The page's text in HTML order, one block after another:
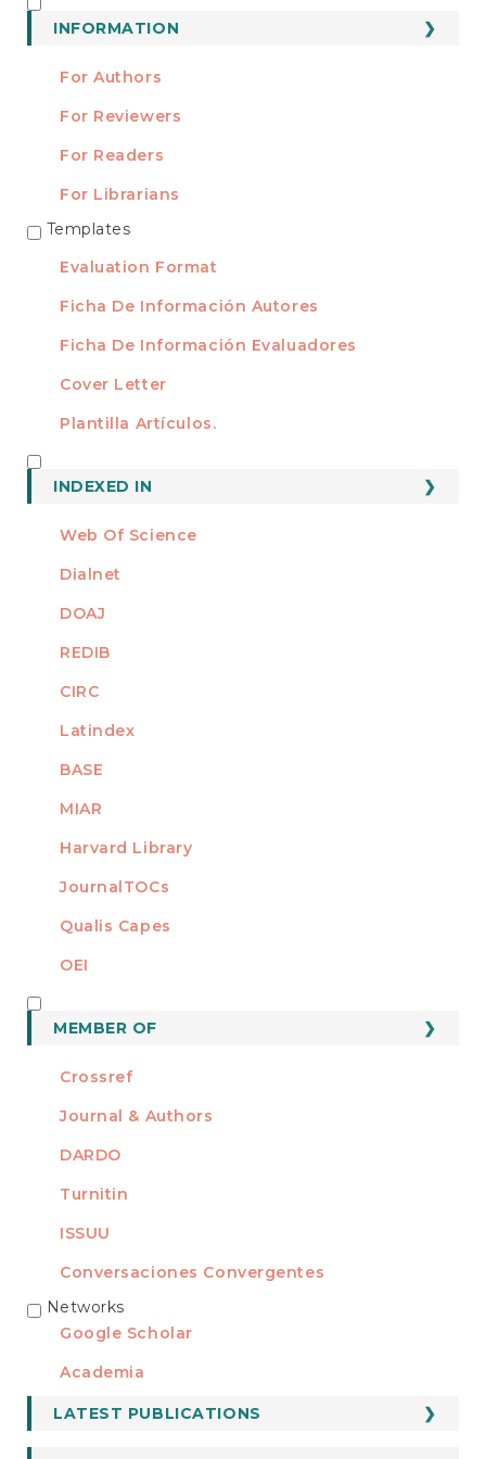
Submission
INFORMATION
For Authors
For Reviewers
For Readers
For Librarians
TEMPLATES
Templates
Evaluation Format
Ficha De Información Autores
Ficha De Información Evaluadores
Cover Letter
Plantilla Artículos.
INDEXED IN
Web Of Science
Dialnet
DOAJ
REDIB
CIRC
Latindex
BASE
MIAR
Harvard Library
JournalTOCs
Qualis Capes
OEI
MEMBER OF
Crossref
Journal & Authors
DARDO
Turnitin
ISSUU
Conversaciones Convergentes
REDES
Networks
Google Scholar
Academia
LATEST PUBLICATIONS